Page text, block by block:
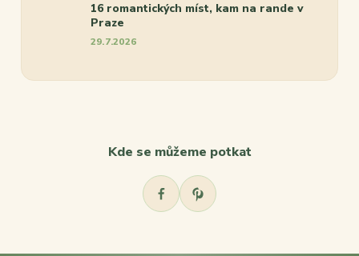
16 romantických míst, kam na rande v
Praze
29.7.2026
Kde se můžeme potkat